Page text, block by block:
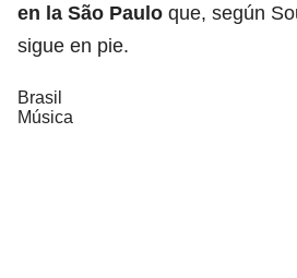
en la São Paulo que, según
sigue en pie.
Brasil
Música